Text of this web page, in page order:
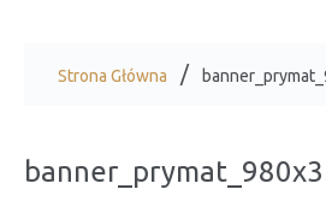
Strona Główna